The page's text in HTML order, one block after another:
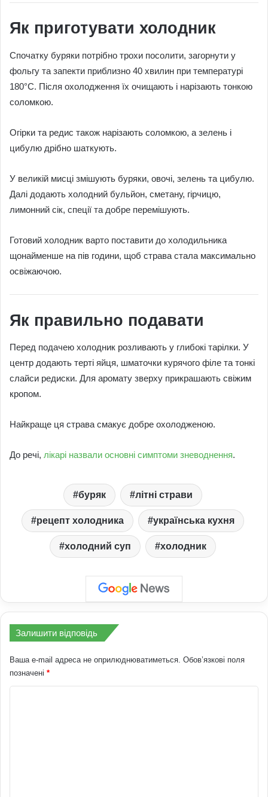
Як приготувати холодник
Спочатку буряки потрібно трохи посолити, загорнути у
фольгу та запекти приблизно 40 хвилин при температурі
180°C. Після охолодження їх очищають і нарізають тонкою
соломкою.
Огірки та редис також нарізають соломкою, а зелень і
цибулю дрібно шаткують.
У великій мисці змішують буряки, овочі, зелень та цибулю.
Далі додають холодний бульйон, сметану, гірчицю,
лимонний сік, спеції та добре перемішують.
Готовий холодник варто поставити до холодильника
щонайменше на пів години, щоб страва стала максимально
освіжаючою.
Як правильно подавати
Перед подачею холодник розливають у глибокі тарілки. У
центр додають терті яйця, шматочки курячого філе та тонкі
слайси редиски. Для аромату зверху прикрашають свіжим
кропом.
Найкраще ця страва смакує добре охолодженою.
До речі, лікарі назвали основні симптоми зневоднення.
буряк літні страви
рецепт холодника українська кухня
холодний суп холодник
Залишити відповідь
Ваша e-mail адреса не оприлюднюватиметься. Обов’язкові поля
позначені *